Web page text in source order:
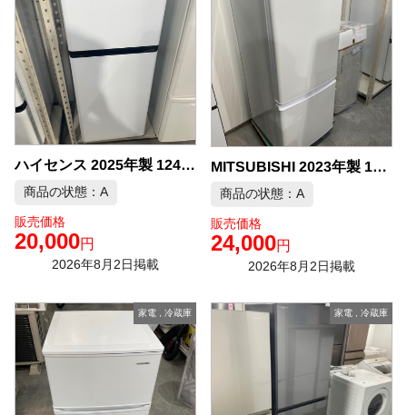
ハイセンス 2025年製 124L 冷蔵庫 中古品販売
商品の状態：A
販売価格
20,000円
2026年8月2日掲載
MITSUBISHI 2023年製 146L 冷蔵庫 中古品販売
商品の状態：A
販売価格
24,000円
2026年8月2日掲載
家電, 冷蔵庫 家電 冷蔵庫